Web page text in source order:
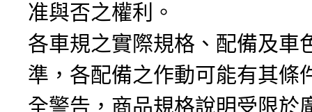
准與否之權利。
各車規之實際規格、配備及車
準，各配備之作動可能有其條
全警告，商品規格說明受限於